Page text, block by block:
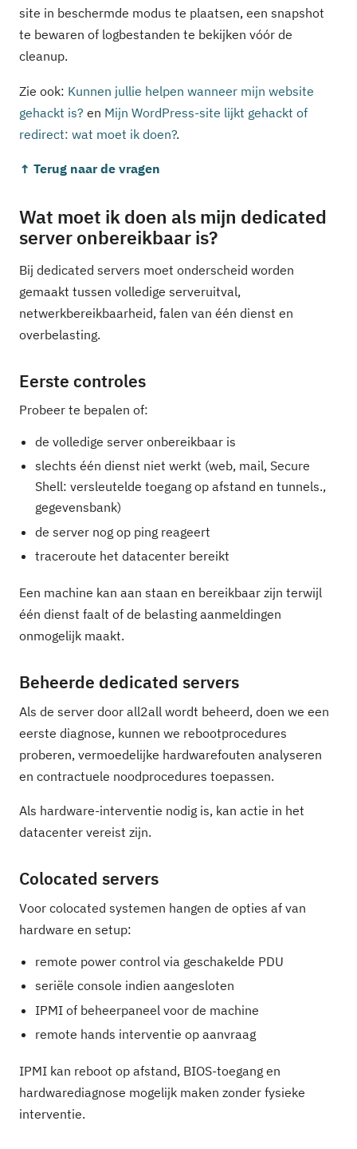
site in beschermde modus te plaatsen, een snapshot
te bewaren of logbestanden te bekijken vóór de
cleanup.
Zie ook: Kunnen jullie helpen wanneer mijn website
gehackt is? en Mijn WordPress-site lijkt gehackt of
redirect: wat moet ik doen?.
↑ Terug naar de vragen
Wat moet ik doen als mijn dedicated
server onbereikbaar is?
Bij dedicated servers moet onderscheid worden
gemaakt tussen volledige serveruitval,
netwerkbereikbaarheid, falen van één dienst en
overbelasting.
Eerste controles
Probeer te bepalen of:
de volledige server onbereikbaar is
slechts één dienst niet werkt (web, mail, Secure
Shell: versleutelde toegang op afstand en tunnels.,
gegevensbank)
de server nog op ping reageert
traceroute het datacenter bereikt
Een machine kan aan staan en bereikbaar zijn terwijl
één dienst faalt of de belasting aanmeldingen
onmogelijk maakt.
Beheerde dedicated servers
Als de server door all2all wordt beheerd, doen we een
eerste diagnose, kunnen we rebootprocedures
proberen, vermoedelijke hardwarefouten analyseren
en contractuele noodprocedures toepassen.
Als hardware-interventie nodig is, kan actie in het
datacenter vereist zijn.
Colocated servers
Voor colocated systemen hangen de opties af van
hardware en setup:
remote power control via geschakelde PDU
seriële console indien aangesloten
IPMI of beheerpaneel voor de machine
remote hands interventie op aanvraag
IPMI kan reboot op afstand, BIOS-toegang en
hardwarediagnose mogelijk maken zonder fysieke
interventie.